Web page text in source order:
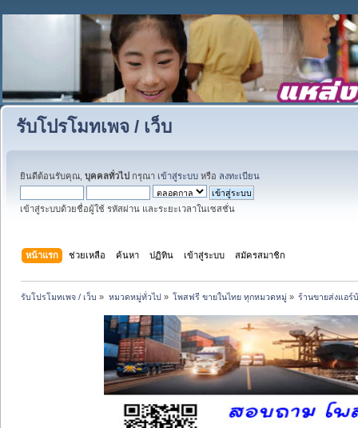
รับโปรโมทเพจ / เว็บ
ยินดีต้อนรับคุณ, บุคคลทั่วไป กรุณา เข้าสู่ระบบ หรือ ลงทะเบียน
เข้าสู่ระบบด้วยชื่อผู้ใช้ รหัสผ่าน และระยะเวลาในเซสชั่น
หน้าแรก ช่วยเหลือ ค้นหา ปฏิทิน เข้าสู่ระบบ สมัครสมาชิก
รับโปรโมทเพจ / เว็บ » หมวดหมู่ทั่วไป» โพสฟรี ขายในไทย ทุกหมวดหมู่» ร้านขายส่งแอร์